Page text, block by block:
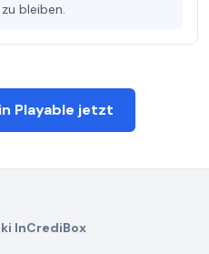
bleiben.
Playable jetzt
InCrediBox